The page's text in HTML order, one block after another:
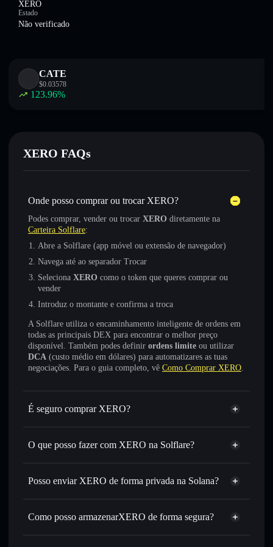
XERO
Estado
Não verificado
CATE
$0.03578
123.96%
XERO FAQs
Onde posso comprar ou trocar XERO?
Podes comprar, vender ou trocar XERO diretamente na
Carteira Solflare:
Abre a Solflare (app móvel ou extensão de navegador)
Navega até ao separador Trocar
Seleciona XERO como o token que queres comprar ou
vender
Introduz o montante e confirma a troca
A Solflare utiliza o encaminhamento inteligente de ordens em
todas as principais DEX para encontrar o melhor preço
disponível. Também podes definir ordens limite ou utilizar
DCA (custo médio em dólares) para automatizares as tuas
negociações. Para o guia completo, vê Como Comprar XERO.
É seguro comprar XERO?
XERO não está verificado
O que posso fazer com XERO na Solflare?
XERO
Carteira Solflare
Trocar instantaneamente— trocar XERO por SOL,
encaminhamento inteligente de ordens para obteres o
melhor preço disponível
Posso enviar XERO de forma privada na Solana?
Agregador de Privacidade
Como posso armazenarXERO de forma segura?
XERO
carteira